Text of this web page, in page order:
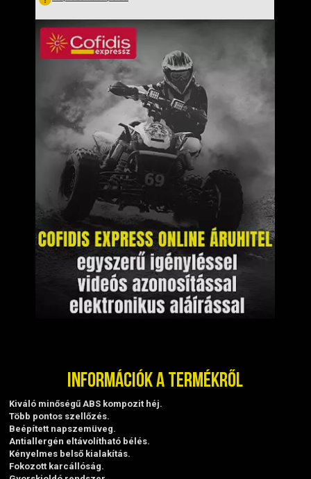
Információk a termékről
Kiváló minőségű ABS kompozit héj.
Több pontos szellőzés.
Beépített napszemüveg.
Antiallergén eltávolítható bélés.
Kényelmes belső kialakítás.
Fokozott karcállóság.